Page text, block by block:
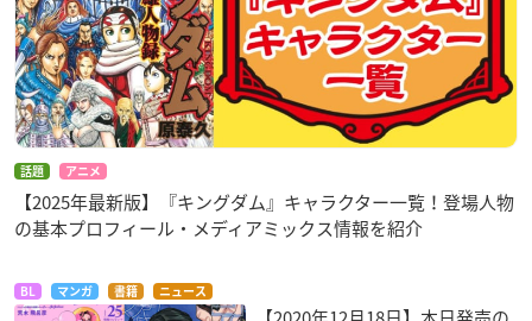
話題 アニメ
【2025年最新版】『キングダム』キャラクター一覧！登場人物
の基本プロフィール・メディアミックス情報を紹介
BL マンガ 書籍 ニュース